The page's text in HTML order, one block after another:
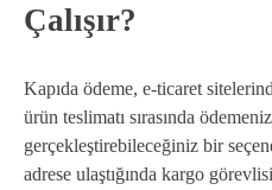
Çalışır?
Kapıda ödeme, e-ticaret
ürün teslimatı sırasında
gerçekleştirebileceğiniz bir
adrese ulaştığında kargo